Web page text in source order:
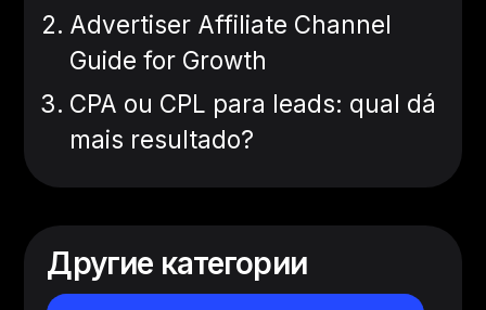
Advertiser Affiliate Channel
Guide for Growth
CPA ou CPL para leads: qual dá
mais resultado?
Другие категории